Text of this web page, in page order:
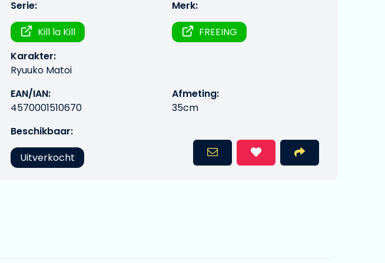
Serie:
Kill la Kill
Merk:
FREEING
Karakter:
Ryuuko Matoi
EAN/IAN:
4570001510670
Afmeting:
35cm
Beschikbaar:
Uitverkocht